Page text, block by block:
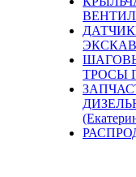
ТРОСЫ